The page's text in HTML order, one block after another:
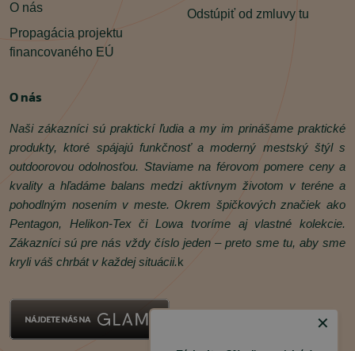
O nás
Propagácia projektu
financovaného EÚ
Odstúpiť od zmluvy tu
O nás
Naši zákazníci sú praktickí ľudia a my im prinášame praktické
produkty, ktoré spájajú funkčnosť a moderný mestský štýl s
outdoorovou odolnosťou. Staviame na férovom pomere ceny a
kvality a hľadáme balans medzi aktívnym životom v teréne a
pohodlným nosením v meste. Okrem špičkových značiek ako
Pentagon, Helikon‑Tex či Lowa tvoríme aj vlastné kolekcie.
Zákazníci sú pre nás vždy číslo jeden – preto sme tu, aby sme
kryli váš chrbát v každej situácii.k
✕